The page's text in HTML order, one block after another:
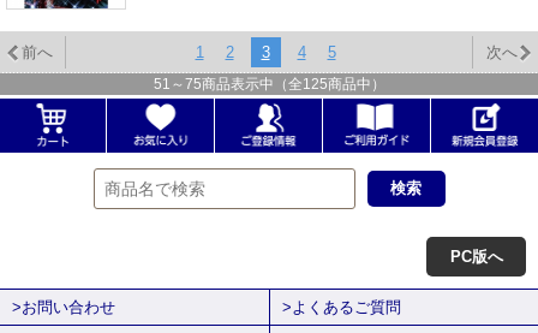
前へ 1 2 3 4 5 次へ
51 ～ 75商品表示中（全125商品中）
PC版へ
>お問い合わせ >よくあるご質問